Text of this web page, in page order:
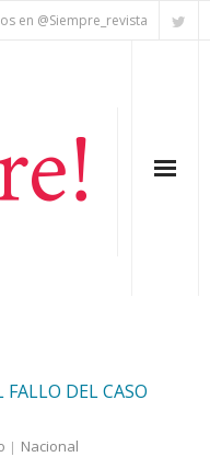
en @Siempre_revista
DEL CASO
Nacional